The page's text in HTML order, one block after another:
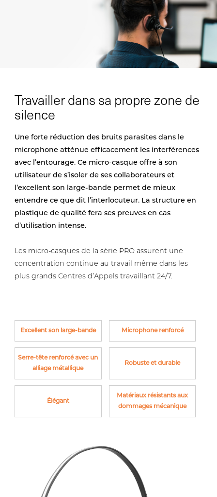
Travailler dans sa propre zone de
silence
Une forte réduction des bruits parasites dans le
microphone atténue efficacement les interférences
avec l’entourage. Ce micro-casque offre à son
utilisateur de s’isoler de ses collaborateurs et
l’excellent son large-bande permet de mieux
entendre ce que dit l’interlocuteur. La structure en
plastique de qualité fera ses preuves en cas
d’utilisation intense.
Les micro-casques de la série PRO assurent une
concentration continue au travail même dans les
plus grands Centres d’Appels travaillant 24/7.
Excellent son large-bande Microphone renforcé
Serre-tête renforcé avec un
alliage métallique
Robuste et durable
Élégant
Matériaux résistants aux
dommages mécanique